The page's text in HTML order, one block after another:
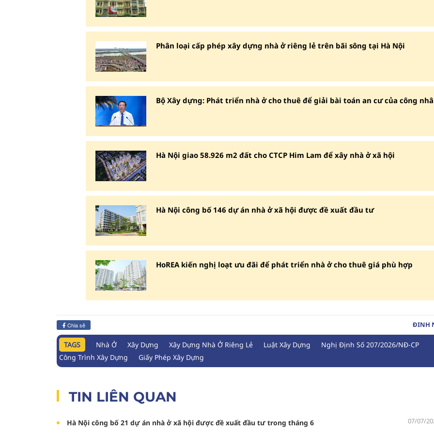
Phân loại cấp phép xây dựng nhà ở riêng lẻ trên bãi sông tại Hà Nội
Bộ Xây dựng: Phát triển nhà ở cho thuê để giải bài toán an cư của công
Hà Nội giao 58.926 m2 đất cho CTCP Him Lam để xây nhà ở xã hội
Hà Nội công bố 146 dự án nhà ở xã hội được đề xuất đầu tư
HoREA kiến nghị loạt ưu đãi để phát triển nhà ở cho thuê giá phù hợp
Chia sẻ ĐINH
TAGS Nhà Ở Xây Dựng Xây Dựng Nhà Ở Riêng Lẻ Luật Xây Dựng
Nghị Định Số 207/2026/NĐ-CP
Công Trình Xây Dựng
Giấy Phép Xây Dựng
TIN LIÊN QUAN
Hà Nội công bố 21 dự án nhà ở xã hội được đề xuất đầu tư trong tháng 6 07/07/